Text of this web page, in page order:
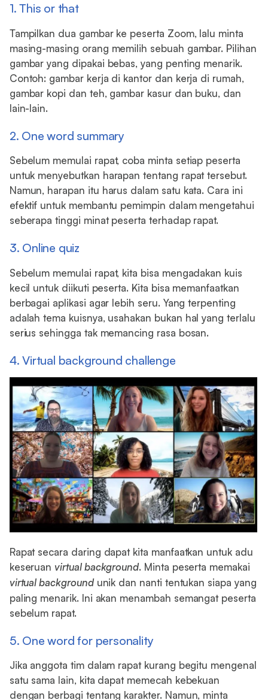
1. This or that
Tampilkan dua gambar ke peserta Zoom, lalu minta
masing-masing orang memilih sebuah gambar. Pilihan
gambar yang dipakai bebas, yang penting menarik.
Contoh: gambar kerja di kantor dan kerja di rumah,
gambar kopi dan teh, gambar kasur dan buku, dan
lain-lain.
2. One word summary
Sebelum memulai rapat, coba minta setiap peserta
untuk menyebutkan harapan tentang rapat tersebut.
Namun, harapan itu harus dalam satu kata. Cara ini
efektif untuk membantu pemimpin dalam mengetahui
seberapa tinggi minat peserta terhadap rapat.
3. Online quiz
Sebelum memulai rapat, kita bisa mengadakan kuis
kecil untuk diikuti peserta. Kita bisa memanfaatkan
berbagai aplikasi agar lebih seru. Yang terpenting
adalah tema kuisnya, usahakan bukan hal yang terlalu
serius sehingga tak memancing rasa bosan.
4. Virtual background challenge
Rapat secara daring dapat kita manfaatkan untuk adu
keseruanvirtual background. Minta peserta memakai
virtual backgroundunik dan nanti tentukan siapa yang
paling menarik. Ini akan menambah semangat peserta
sebelum rapat.
5. One word for personality
Jika anggota tim dalam rapat kurang begitu mengenal
satu sama lain, kita dapat memecah kebekuan
dengan berbagi tentang karakter. Namun, minta